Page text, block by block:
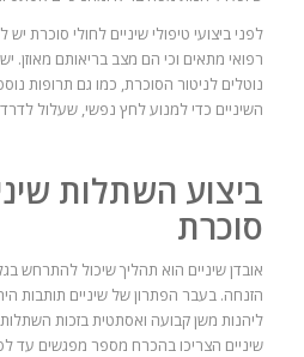
לפני ביצועי טיפולי שיניים לחולי סוכרת
רפואי מתאים וכי הם מצב בריאותם מאוזן.
נוטלים לניטור הסוכרת, כמו גם תרופות
השיניים כדי למנוע לחץ נפשי, שעלול
ביצוע השתלות
סוכרת
אובדן שיניים הוא תהליך שיכול להתרחש
הזנחה. בעבר הפתרון של שיניים תותבות
ליהנות משן קבועה ואסתטית בזכות
שיניים הצריכו בהכרח מספר מפגשים עד